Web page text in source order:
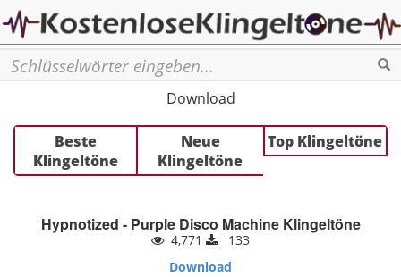
Download
Beste
Klingeltöne
Neue
Klingeltöne
Top Klingeltöne
Hypnotized - Purple Disco Machine Klingeltöne
4,771
133
Download